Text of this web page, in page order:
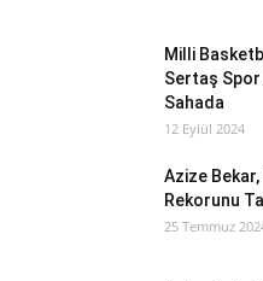
Milli
Sertaş
Sahada
12 Eylül 2024
Azize
Rekorunu
25 Temmuz